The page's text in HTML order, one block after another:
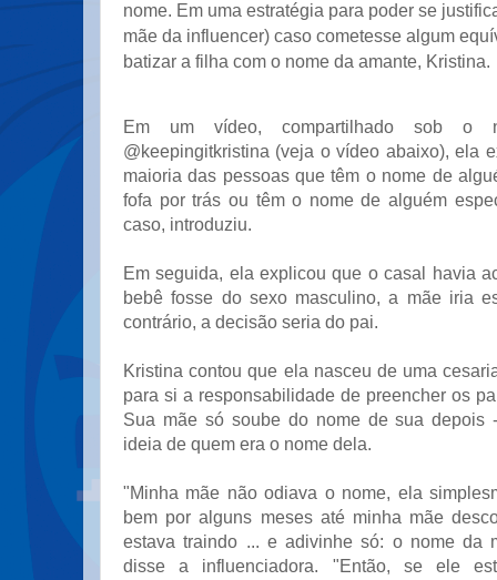
nome. Em uma estratégia para poder se
mãe da influencer) caso cometesse algum
batizar a filha com o nome da amante, Kristina.
Em um vídeo, compartilhado sob o
@keepingitkristina (veja o vídeo abaixo), ela
maioria das pessoas que têm o nome de
fofa por trás ou têm o nome de alguém
caso, introduziu.
Em seguida, ela explicou que o casal havia
bebê fosse do sexo masculino, a mãe iria
contrário, a decisão seria do pai.
Kristina contou que ela nasceu de uma
para si a responsabilidade de preencher os
Sua mãe só soube do nome de sua depois
ideia de quem era o nome dela.
"Minha mãe não odiava o nome, ela
bem por alguns meses até minha mãe
estava traindo ... e adivinhe só: o nome da
disse a influenciadora. "Então, se ele